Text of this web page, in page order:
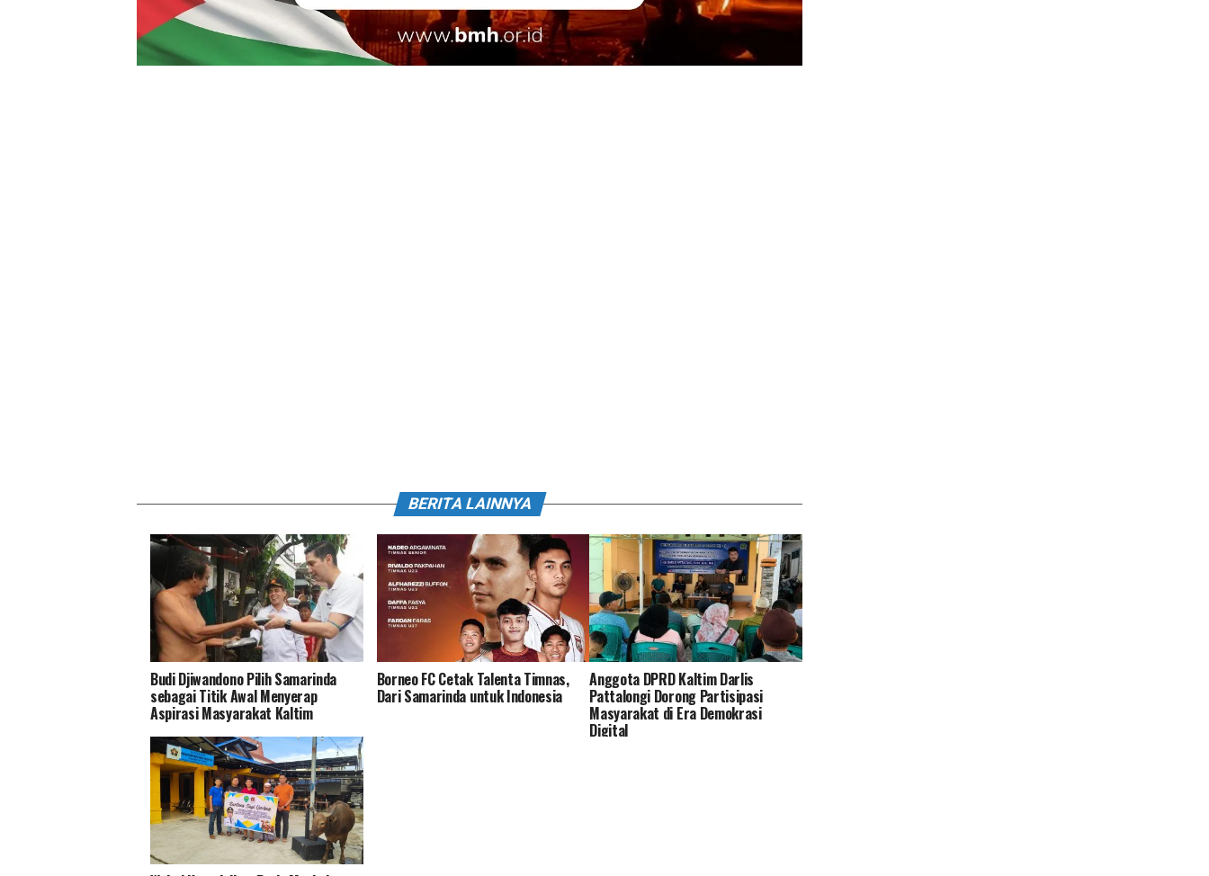
BERITA LAINNYA
Budi Djiwandono Pilih Samarinda
sebagai Titik Awal Menyerap
Aspirasi Masyarakat Kaltim
Borneo FC Cetak Talenta Timnas,
Dari Samarinda untuk Indonesia
Anggota DPRD Kaltim Darlis
Pattalongi Dorong Partisipasi
Masyarakat di Era Demokrasi
Digital